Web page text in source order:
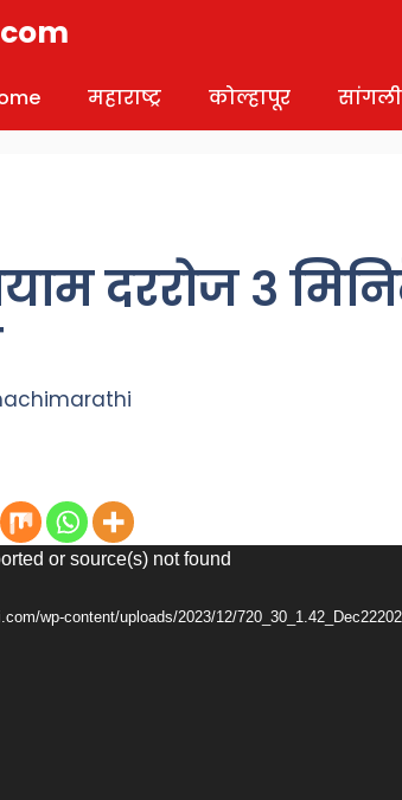
महाराष्ट्र कोल्हापूर सांगली
दररोज ३
or source(s) not found
wp-content/uploads/2023/12/